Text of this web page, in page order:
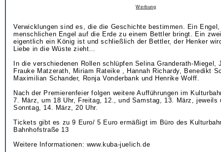
Werbung
Verwicklungen sind es, die die Geschichte bestimmen. Ein
menschlichen Engel auf die Erde zu einem Bettler bringt. Ein
eigentlich ein König ist und schließlich der Bettler, der Henker
Liebe in die Wüste zieht…
In die verschiedenen Rollen schlüpfen Selina Granderath-Miegel,
Frauke Matzerath, Miriam Rateike , Hannah Richardy, Benedikt
Maximilian Schander, Ronja Vonderbank und Henrike Wolff.
Nach der Premierenfeier folgen weitere Aufführungen im
7. März, um 18 Uhr, Freitag, 12., und Samstag, 13. März, jeweils
Sonntag, 14. März, 20 Uhr.
Tickets gibt es zu 9 Euro/ 5 Euro ermäßigt im Büro des
Bahnhofstraße 13
Weitere Informationen: www.kuba-juelich.de